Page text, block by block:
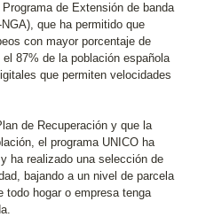
de Extensión de banda
que ha permitido que
con mayor porcentaje de
87% de la población española
que permiten velocidades
de Recuperación y que la
el programa UNICO ha
ha realizado una selección de
bajando a un nivel de parcela
todo hogar o empresa tenga